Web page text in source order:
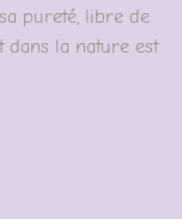
pureté, libre de
dans la nature est